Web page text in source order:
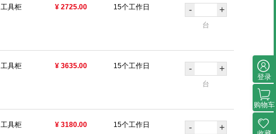
工具柜 ¥ 2725.00 15个工作日 - +
台
工具柜 ¥ 3635.00 15个工作日 - +
台
工具柜 ¥ 3180.00 15个工作日 - +
登录
购物车